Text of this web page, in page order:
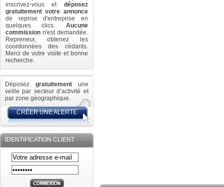
inscrivez-vous et déposez
gratuitement votre annonce
de reprise d'entreprise en
quelques clics. Aucune
commission n'est demandée.
Repreneur, obtenez les
coordonnées des cédants.
Merci de votre visite et bonne
recherche.
Déposez gratuitement une
veille par secteur d’activité et
par zone géographique.
CRÉER UNE ALERTE
IDENTIFICATION CLIENT